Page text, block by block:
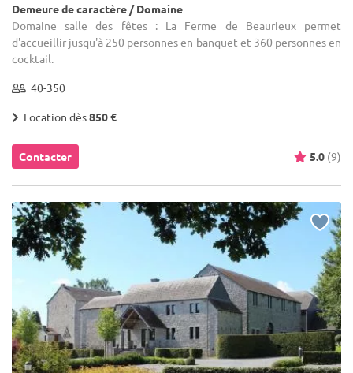
Demeure de caractère / Domaine
Domaine salle des fêtes : La Ferme de Beaurieux permet
d'accueillir jusqu'à 250 personnes en banquet et 360 personnes en
cocktail.
40-350
Location dès850 €
Contacter 5.0 (9)